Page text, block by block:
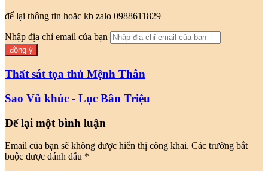
để lại thông tin hoăc kb zalo 0988611829
Nhập địa chỉ email của bạn
Thất sát tọa thủ Mệnh Thân
Sao Vũ khúc - Lục Bân Triệu
Để lại một bình luận
Email của bạn sẽ không được hiển thị công khai. Các trường bắt
buộc được đánh dấu *